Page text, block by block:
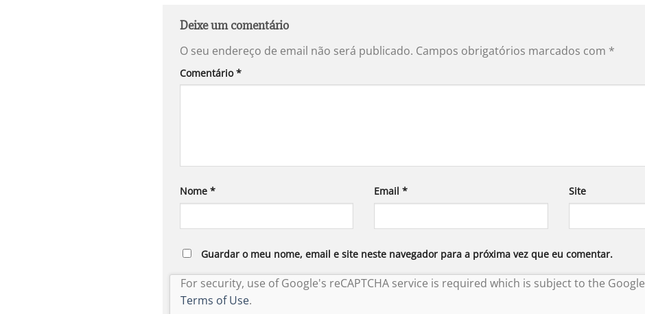
Deixe um comentário
O seu endereço de email não será publicado. Campos obrigatórios marcados com *
Comentário*
Nome * Email* Site
Guardar o meu nome, email e site neste navegador para a próxima vez que eu comentar.
For security, use of Google's reCAPTCHA service is required which is subject to the Google
Terms of Use.